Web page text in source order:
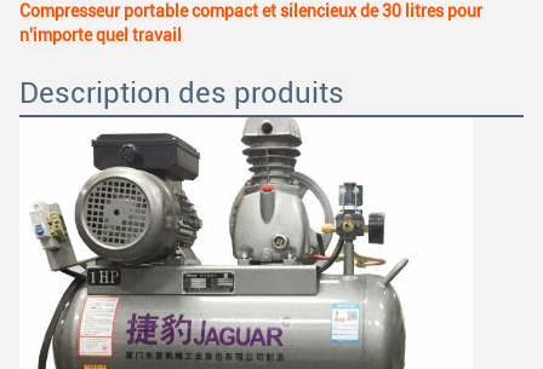
Compresseur portable compact et silencieux de 30 litres pour
n'importe quel travail
Description des produits